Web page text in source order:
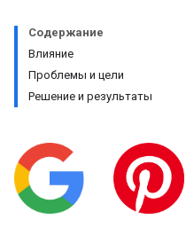
Содержание
Влияние
Проблемы и цели
Решение и результаты